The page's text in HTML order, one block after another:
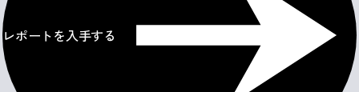
レポートを入手する